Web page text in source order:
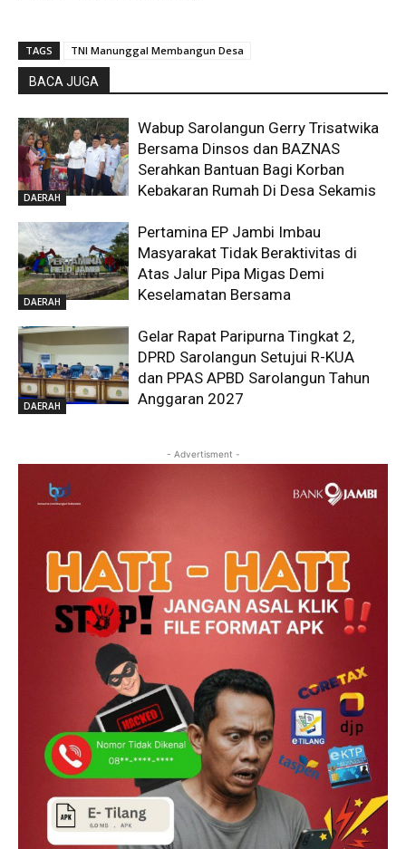
TAGS TNI Manunggal Membangun Desa
BACA JUGA
DAERAH
Wabup Sarolangun Gerry Trisatwika
Bersama Dinsos dan BAZNAS
Serahkan Bantuan Bagi Korban
Kebakaran Rumah Di Desa Sekamis
DAERAH
Pertamina EP Jambi Imbau
Masyarakat Tidak Beraktivitas di
Atas Jalur Pipa Migas Demi
Keselamatan Bersama
DAERAH
Gelar Rapat Paripurna Tingkat 2,
DPRD Sarolangun Setujui R-KUA
dan PPAS APBD Sarolangun Tahun
Anggaran 2027
- Advertisment -